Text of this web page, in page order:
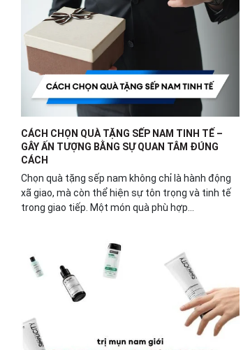
CÁCH CHỌN QUÀ TẶNG SẾP NAM TINH TẾ –
GÂY ẤN TƯỢNG BẰNG SỰ QUAN TÂM ĐÚNG
CÁCH
Chọn quà tặng sếp nam không chỉ là hành động
xã giao, mà còn thể hiện sự tôn trọng và tinh tế
trong giao tiếp. Một món quà phù hợp...